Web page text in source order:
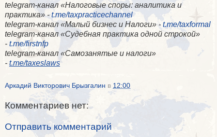
telegram-канал «Налоговые споры: аналитика и
практика» -t.me/taxpracticechannel
telegram-канал «Малый бизнес и Налоги» - t.me/taxformal
telegram-канал «​Судебная практика одной строкой»
- t.me/firstnfp
telegram-канал «​Самозанятые и налоги»
- t.me/taxeslaws
Аркадий Викторович Брызгалин в 12:00
Комментариев нет:
Отправить комментарий